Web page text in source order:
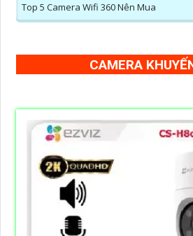
Top 5 Camera Wifi 360 Nên Mua
CAMERA